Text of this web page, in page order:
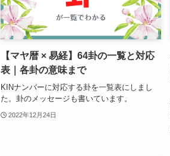
【マヤ暦 × 易経】64卦の一覧と対応
表｜各卦の意味まで
KINナンバーに対応する卦を一覧表にしまし
た。卦のメッセージも書いています。
2022年12月24日